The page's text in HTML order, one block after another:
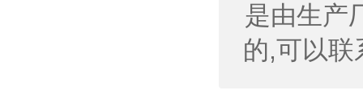
是由生产
的,可以